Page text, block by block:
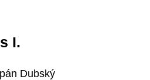
I.
Dubský